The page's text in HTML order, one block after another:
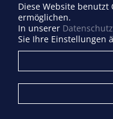
Diese Website benutzt
ermöglichen.
In unserer
Sie Ihre Einstellungen